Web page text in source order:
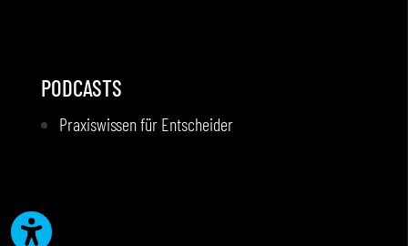
PODCASTS
Praxiswissen für Entscheider